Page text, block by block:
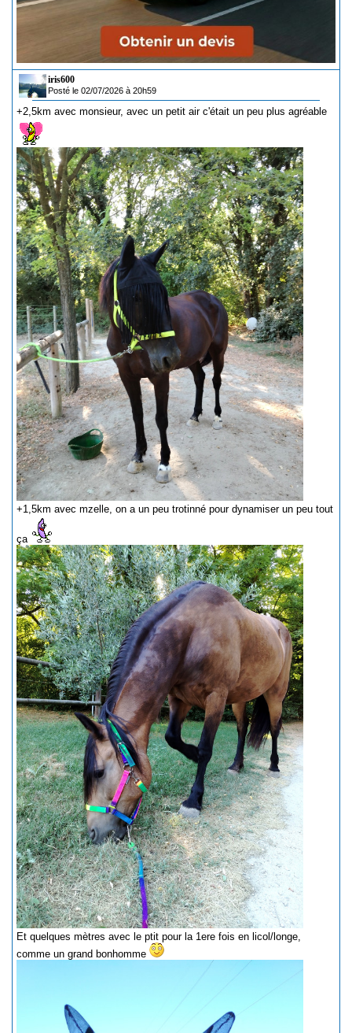
iris600
Posté le 02/07/2026 à 20h59
+2,5km avec monsieur, avec un petit air c'était un peu plus agréable
+1,5km avec mzelle, on a un peu trotinné pour dynamiser un peu tout
ça
Et quelques mètres avec le ptit pour la 1ere fois en licol/longe,
comme un grand bonhomme